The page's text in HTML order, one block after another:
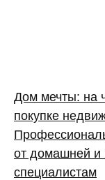
Дом мечты: на
покупке
от домашней и
специалистам